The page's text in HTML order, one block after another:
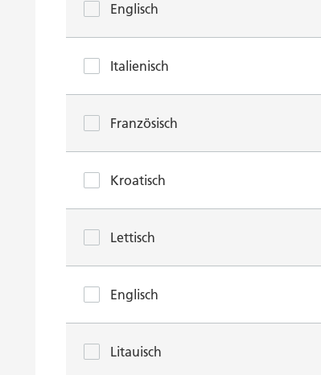
Englisch
Italienisch
Französisch
Kroatisch
Lettisch
Englisch
Litauisch